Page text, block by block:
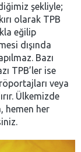
şekliyle;
olarak TPB
eğilip
dışında
Bazı
TPB’ler ise
veya
Ülkemizde
hemen her